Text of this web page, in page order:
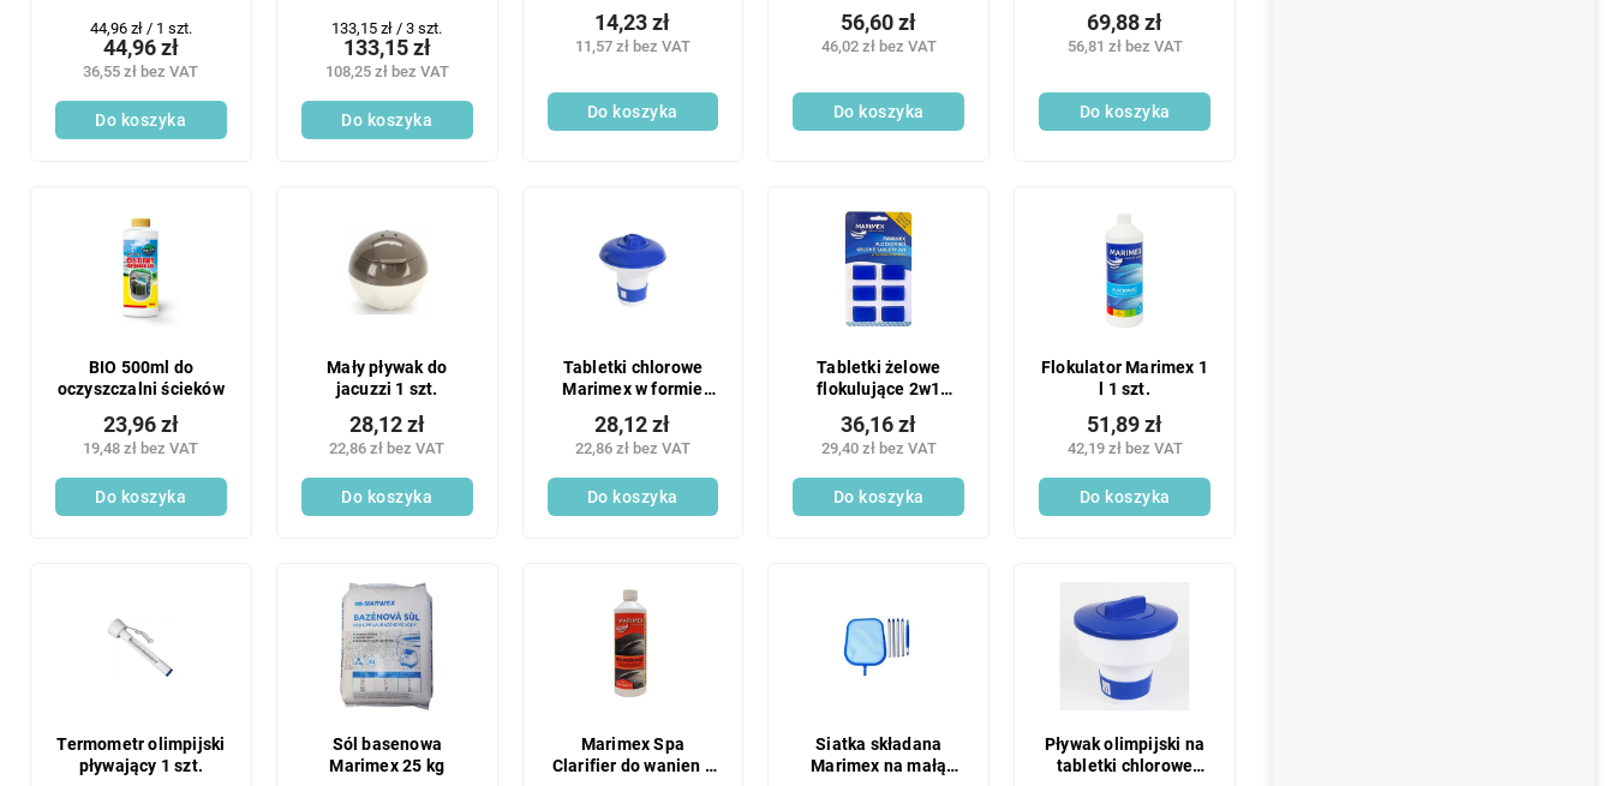
36,55 zł bez VAT
44,96 zł
Cena
jednostkowa:
44,96 zł / 1 szt.
Do koszyka
108,25 zł bez VAT
133,15 zł
Cena
jednostkowa:
133,15 zł / 3 szt.
Do koszyka
11,57 zł bez VAT
14,23 zł
Do koszyka
46,02 zł bez VAT
56,60 zł
Do koszyka
całorocznej
pielęgnacji wody w
56,81 zł bez VAT
69,88 zł
Do koszyka
BIO 500ml do
oczyszczalni ścieków
19,48 zł bez VAT
23,96 zł
Do koszyka
Mały pływak do
jacuzzi 1 szt.
22,86 zł bez VAT
28,12 zł
Do koszyka
Tabletki chlorowe
Marimex w formie
pływaka - małe 1 szt.
22,86 zł bez VAT
28,12 zł
Do koszyka
Tabletki żelowe
flokulujące 2w1
Marimex 1 szt.
29,40 zł bez VAT
36,16 zł
Do koszyka
Flokulator Marimex 1
l 1 szt.
42,19 zł bez VAT
51,89 zł
Do koszyka
Termometr olimpijski
pływający 1 szt.
Sól basenowa
Marimex 25 kg
Marimex Spa
Clarifier do wanien z
Siatka składana
Marimex na małą
Pływak olimpijski na
tabletki chlorowe